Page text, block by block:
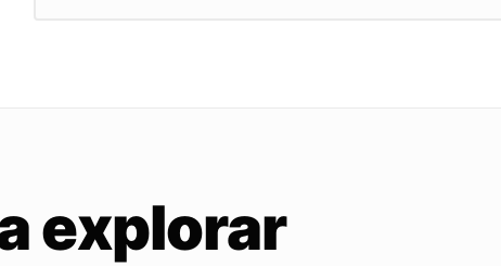
explorar